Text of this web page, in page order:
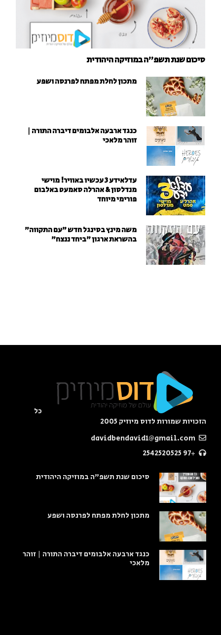
סיכום שנת תשפ"ה במוזיקה היהודית
מתכון לחלת מפתח לפרנסה ושפע
כנגד ארבעה אלבומים דיברה התורה |
זוהר מלאכי
עדלאידע 3 עכשיו באוויר! מוישי
מנדלסון & אהרלה סאמעט באלבום
פורימי מיוחד
משה מינץ בסינגל חדש ״עם התקווה״
בהשראת ארגון "ביחד ננצח"
כל
הזכויות שמורות לדוס מיוזיק 2005
+97 2542520525
סיכום שנת תשפ"ה במוזיקה היהודית
מתכון לחלת מפתח לפרנסה ושפע
כנגד ארבעה אלבומים דיברה התורה | זוהר
מלאכי